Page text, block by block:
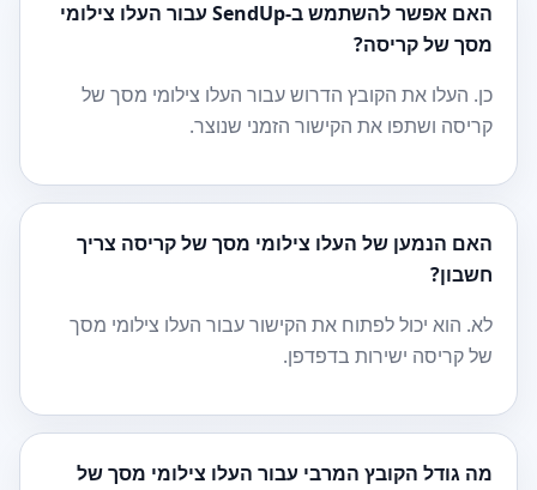
האם אפשר להשתמש ב-SendUp עבור העלו צילומי
מסך של קריסה?
כן. העלו את הקובץ הדרוש עבור העלו צילומי מסך של
קריסה ושתפו את הקישור הזמני שנוצר.
האם הנמען של העלו צילומי מסך של קריסה צריך
חשבון?
לא. הוא יכול לפתוח את הקישור עבור העלו צילומי מסך
של קריסה ישירות בדפדפן.
מה גודל הקובץ המרבי עבור העלו צילומי מסך של